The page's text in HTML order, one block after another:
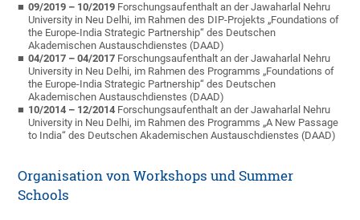
09/2019 – 10/2019 Forschungsaufenthalt an der Jawaharlal Nehru
University in Neu Delhi, im Rahmen des DIP-Projekts „Foundations of
the Europe-India Strategic Partnership“ des Deutschen
Akademischen Austauschdienstes (DAAD)
04/2017 – 04/2017 Forschungsaufenthalt an der Jawaharlal Nehru
University in Neu Delhi, im Rahmen des Programms „Foundations of
the Europe-India Strategic Partnership“ des Deutschen
Akademischen Austauschdienstes (DAAD)
10/2014 – 12/2014 Forschungsaufenthalt an der Jawaharlal Nehru
University in Neu Delhi, im Rahmen des Programms „A New Passage
to India“ des Deutschen Akademischen Austauschdienstes (DAAD)
Organisation von Workshops und Summer
Schools